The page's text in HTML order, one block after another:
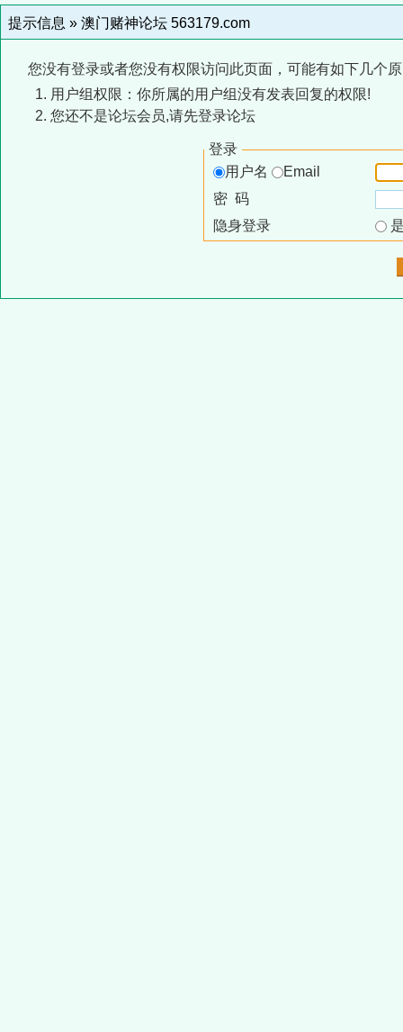
提示信息 » 澳门赌神论坛 563179.com
您没有登录或者您没有权限访问此页面，可能有如下几个
用户组权限：你所属的用户组没有发表回复的权限!
您还不是论坛会员,请先登录论坛
登录
用户名
Email
密 码
隐身登录